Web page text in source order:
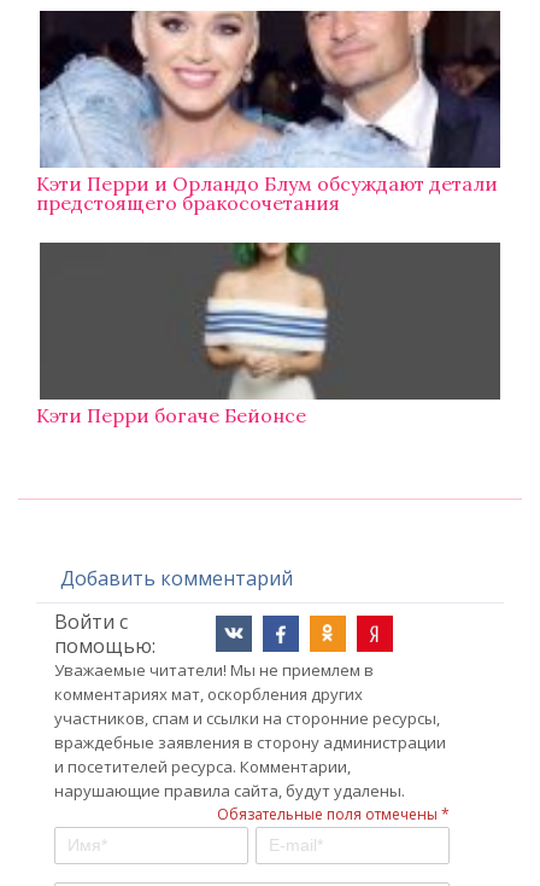
Кэти Перри и Орландо Блум обсуждают детали
предстоящего бракосочетания
Кэти Перри богаче Бейонсе
Добавить комментарий
Войти с
помощью:
Уважаемые читатели! Мы не приемлем в
комментариях мат, оскорбления других
участников, спам и ссылки на сторонние ресурсы,
враждебные заявления в сторону администрации
и посетителей ресурса. Комментарии,
нарушающие правила сайта, будут удалены.
Обязательные поля отмечены *